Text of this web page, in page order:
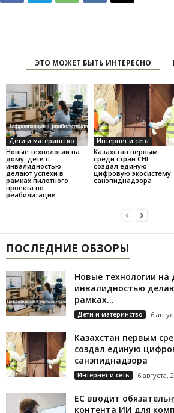
ЭТО МОЖЕТ БЫТЬ ИНТЕРЕСНО
Дети и материнство
Новые технологии на
дому: дети с
инвалидностью
делают успехи в
рамках пилотного
проекта по
реабилитации
Интернет и сеть
Казахстан первым
среди стран СНГ
создал единую
цифровую экосистему
санэпиднадзора
ПОСЛЕДНИЕ ОБЗОРЫ
Новые технологии на
инвалидностью
рамках...
Дети и материнство 6
Казахстан первым
создал единую
санэпиднадзора
Интернет и сеть 6 августа,
ЕС вводит
контента ИИ для